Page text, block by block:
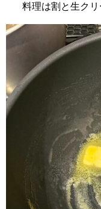
料理は割と生クリ